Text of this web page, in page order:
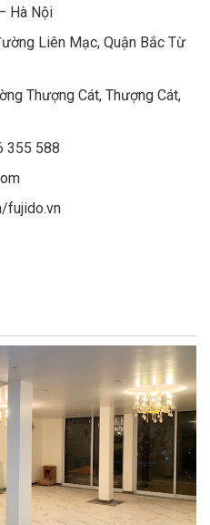
Hà Nội
Liên Mạc, Quận Bắc Từ
Thượng Cát, Thượng Cát,
355 588
fujido.vn